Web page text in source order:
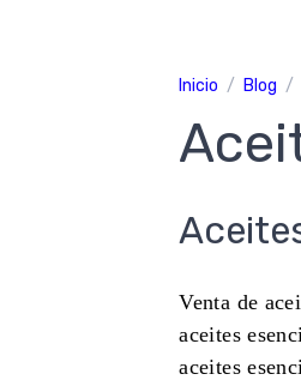
Inicio Blog
Venta de
aceites
aceites